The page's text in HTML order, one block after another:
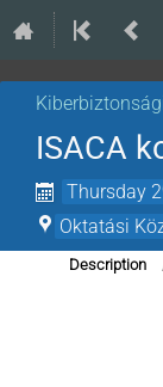
ISACA
Thursday
Oktatási
Description